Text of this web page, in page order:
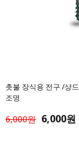
촛불 장식용 전구 /샹
조명
6,000원 6,000원